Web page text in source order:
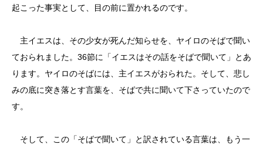
起こった事実として、目の前に置かれるのです。
主イエスは、その少女が死んだ知らせを、ヤイロのそばで聞い
ておられました。36節に「イエスはその話をそばで聞いて」とあ
ります。ヤイロのそばには、主イエスがおられた。そして、悲し
みの底に突き落とす言葉を、そばで共に聞いて下さっていたので
す。
そして、この「そばで聞いて」と訳されている言葉は、もう一